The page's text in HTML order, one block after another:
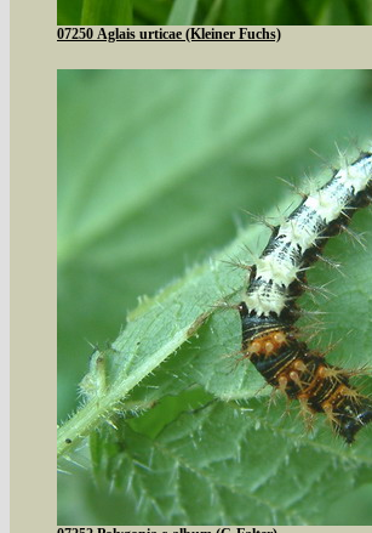
07250 Aglais urticae (Kleiner Fuchs)